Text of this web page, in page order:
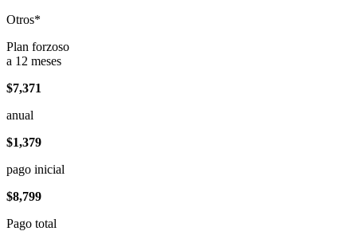
Otros*
Plan forzoso
a 12 meses
$7,371
anual
$1,379
pago inicial
$8,799
Pago total